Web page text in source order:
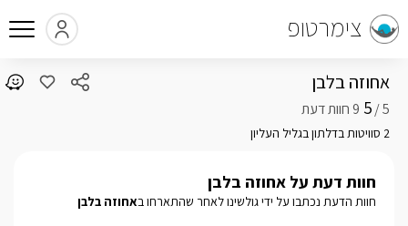
צימרטופ
אחוזה בלבן
5 /
5
2 סוויטות בדלתון בגליל העליון
חוות דעת על אחוזה בלבן
חוות הדעת נכתבו על ידי גולשינו לאחר שהתארחו באחוזה בלבן